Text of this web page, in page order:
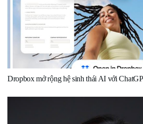
Dropbox mở rộng hệ sinh thái AI với